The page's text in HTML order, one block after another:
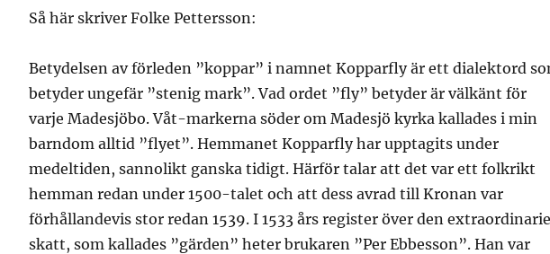
Så här skriver Folke Pettersson:
Betydelsen av förleden ”koppar” i namnet Kopparfly är ett dialektord
betyder ungefär ”stenig mark”. Vad ordet ”fly” betyder är välkänt för
varje Madesjöbo. Våt-markerna söder om Madesjö kyrka kallades i min
barndom alltid ”flyet”. Hemmanet Kopparfly har upptagits under
medeltiden, sannolikt ganska tidigt. Härför talar att det var ett folkrikt
hemman redan under 1500-talet och att dess avrad till Kronan var
förhållandevis stor redan 1539. I 1533 års register över den extraordinarie
skatt, som kallades ”gärden” heter brukaren ”Per Ebbesson”. Han var